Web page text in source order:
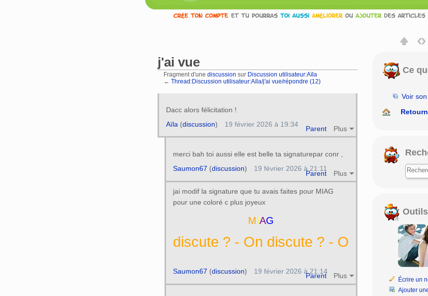
j'ai vue
Fragment d'une discussion sur Discussion utilisateur:Aïla
← Thread:Discussion utilisateur:Aïla/j'ai vue/répondre (12)
Dacc alors félicitation !
Parent Plus
Aïla (discussion) 19 février 2026 à 19:34
merci bah toi aussi elle est belle ta signaturepar conr ,
Parent Plus
Saumon67 (discussion) 19 février 2026 à 21:11
jai modif la signature que tu avais faites pour MIAG
pour une coloré c plus joyeux
MIAG
iscute ? - On discute ? - On discute ?
Parent Plus
Saumon67 (discussion) 19 février 2026 à 21:14
Ce
Voir
Outils
Écrire un
Ajouter